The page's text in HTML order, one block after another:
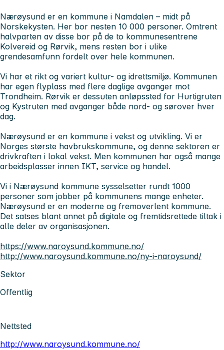
Nærøysund er en kommune i Namdalen – midt på
Norskekysten. Her bor nesten 10 000 personer. Omtrent
halvparten av disse bor på de to kommunesentrene
Kolvereid og Rørvik, mens resten bor i ulike
grendesamfunn fordelt over hele kommunen.
Vi har et rikt og variert kultur- og idrettsmiljø. Kommunen
har egen flyplass med flere daglige avganger mot
Trondheim. Rørvik er dessuten anløpssted for Hurtigruten
og Kystruten med avganger både nord- og sørover hver
dag.
Nærøysund er en kommune i vekst og utvikling. Vi er
Norges største havbrukskommune, og denne sektoren er
drivkraften i lokal vekst. Men kommunen har også mange
arbeidsplasser innen IKT, service og handel.
Vi i Nærøysund kommune sysselsetter rundt 1000
personer som jobber på kommunens mange enheter.
Nærøysund er en moderne og fremoverlent kommune.
Det satses blant annet på digitale og fremtidsrettede tiltak i
alle deler av organisasjonen.
https://www.naroysund.kommune.no/
http://www.naroysund.kommune.no/ny-i-naroysund/
Sektor
Offentlig
Nettsted
http://www.naroysund.kommune.no/